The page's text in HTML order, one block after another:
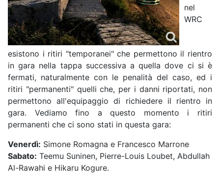
nel
WRC
esistono i ritiri "temporanei" che permettono il rientro
in gara nella tappa successiva a quella dove ci si è
fermati, naturalmente con le penalità del caso, ed i
ritiri "permanenti" quelli che, per i danni riportati, non
permettono all'equipaggio di richiedere il rientro in
gara. Vediamo fino a questo momento i ritiri
permanenti che ci sono stati in questa gara:
Venerdì: Simone Romagna e Francesco Marrone
Sabato: Teemu Suninen, Pierre-Louis Loubet, Abdullah
Al-Rawahi e Hikaru Kogure.